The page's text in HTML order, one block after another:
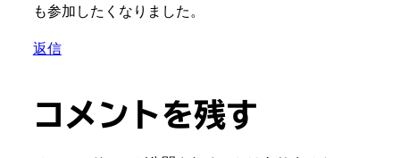
も参加したくなりました。
返信
コメントを残す